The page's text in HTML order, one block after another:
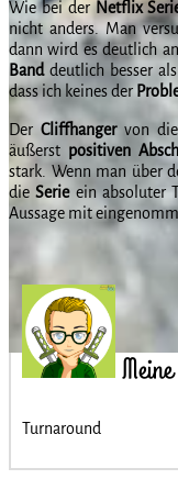
Wie bei derNetflix
nicht anders. Man
dann wird es deutlich
Banddeutlich besser
dass ich keines der
Der Cliffhangervon
äußerst positiven
stark. Wenn man über
dieSerieein absoluter
Aussage mit
Turnaround